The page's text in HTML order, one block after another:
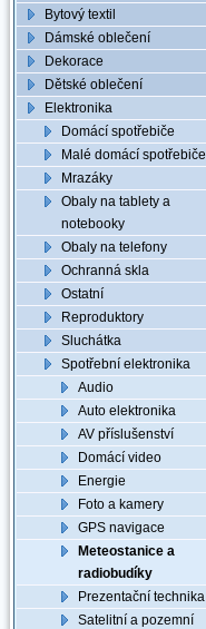
Bytový textil
Dámské oblečení
Dekorace
Dětské oblečení
Elektronika
Domácí spotřebiče
Malé domácí spotřebiče
Mrazáky
Obaly na tablety a
notebooky
Obaly na telefony
Ochranná skla
Ostatní
Reproduktory
Sluchátka
Spotřební elektronika
Audio
Auto elektronika
AV příslušenství
Domácí video
Energie
Foto a kamery
GPS navigace
Meteostanice a
radiobudíky
Prezentační technika
Satelitní a pozemní